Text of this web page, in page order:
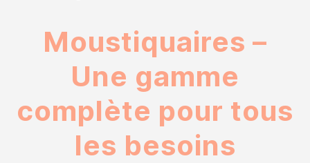
Moustiquaires –
Une gamme
complète pour tous
les besoins